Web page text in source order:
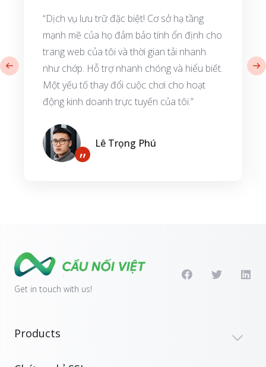
“Dịch vụ lưu trữ đặc biệt! Cơ sở hạ tầng
mạnh mẽ của họ đảm bảo tính ổn định cho
trang web của tôi và thời gian tải nhanh
như chớp. Hỗ trợ nhanh chóng và hiểu biết.
Một yếu tố thay đổi cuộc chơi cho hoạt
động kinh doanh trực tuyến của tôi.”
”
Lê Trọng Phú
Get in touch with us!
Products